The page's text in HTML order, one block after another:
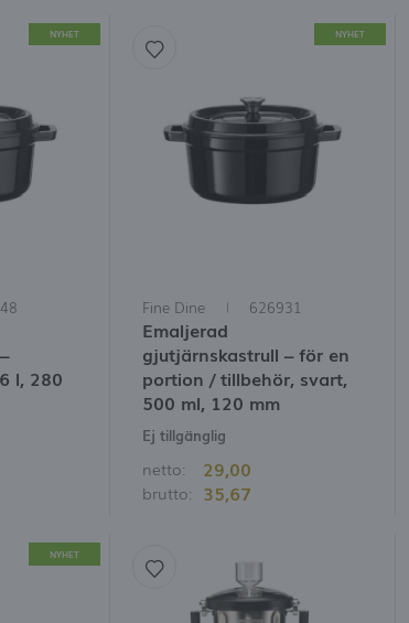
NYHET
l, 280
NYHET
Fine Dine 626931
Emaljerad
gjutjärnskastrull – för en
portion / tillbehör, svart,
500 ml, 120 mm
Ej tillgänglig
netto: 29,00
brutto: 35,67
NYHET